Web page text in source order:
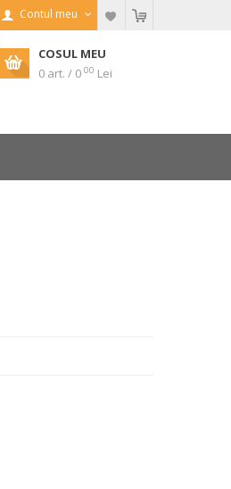
Contul meu
COSUL MEU
0 art. / 0 00 Lei